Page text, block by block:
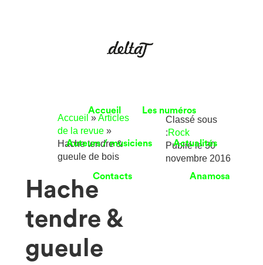
Accueil Les numéros
Auteurs / musiciens Actualités
Contacts Anamosa
Accueil »Articles
de la revue»
Hache tendre &
gueule de bois
Hache
tendre &
gueule
Classé sous
:Rock
Publié le30
novembre 2016